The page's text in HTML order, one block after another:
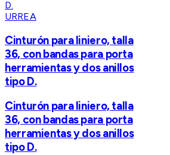
URREA
Cinturón para liniero, talla
36, con bandas para porta
herramientas y dos anillos
tipo D.
Cinturón para liniero, talla
36, con bandas para porta
herramientas y dos anillos
tipo D.